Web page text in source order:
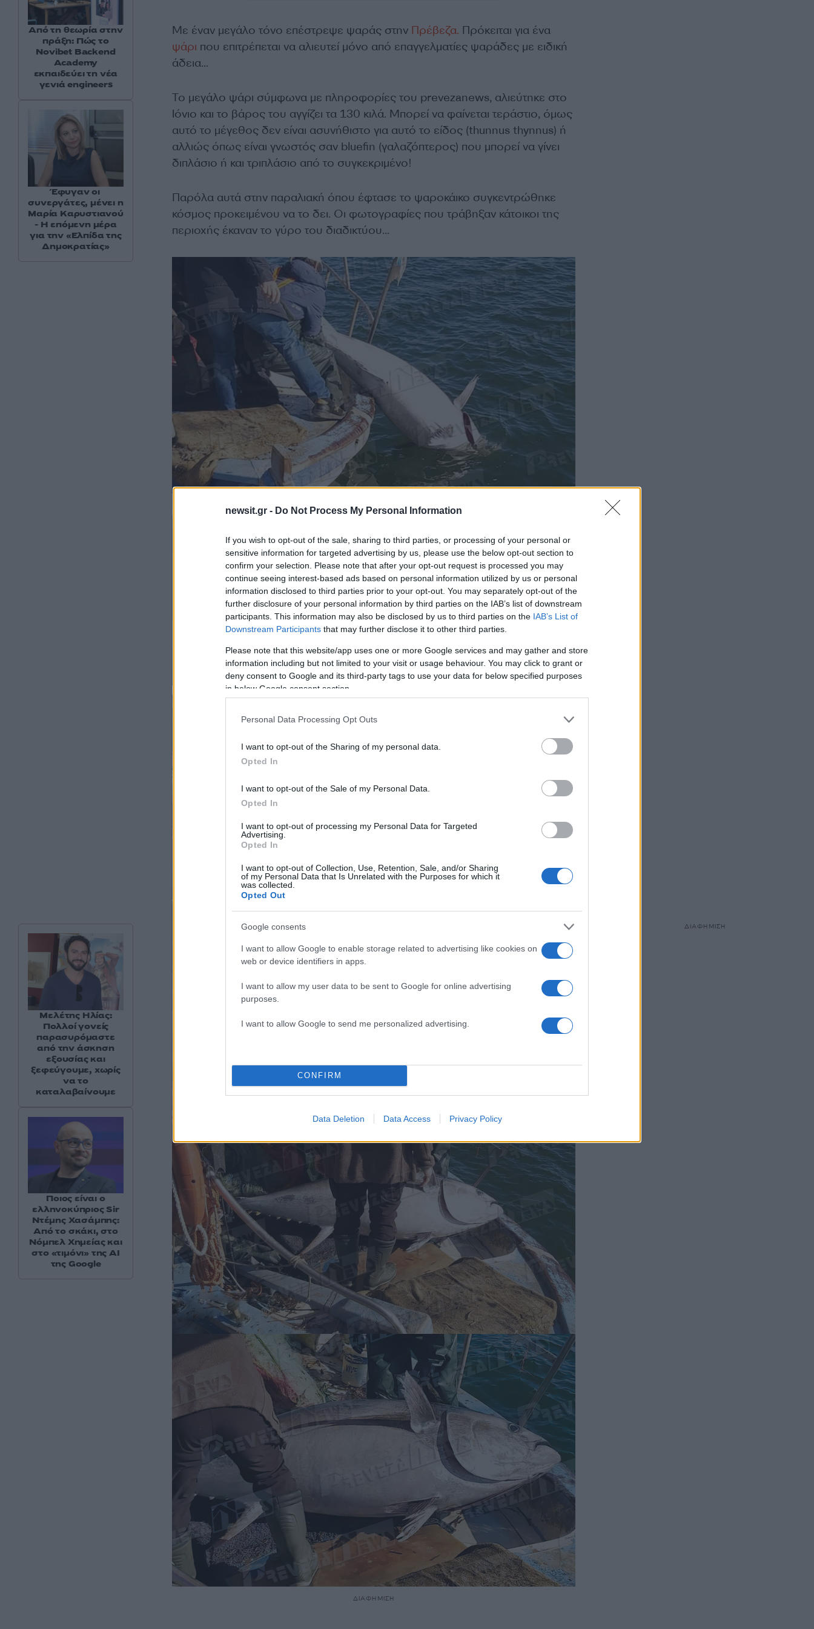
newsit.gr - Do Not Process My Personal Information
If you wish to opt-out of the sale, sharing to third parties, or processing of your personal or
sensitive information for targeted advertising by us, please use the below opt-out section to
confirm your selection. Please note that after your opt-out request is processed you may
continue seeing interest-based ads based on personal information utilized by us or personal
information disclosed to third parties prior to your opt-out. You may separately opt-out of the
further disclosure of your personal information by third parties on the IAB’s list of downstream
participants. This information may also be disclosed by us to third parties on the IAB’s List of
Downstream Participants that may further disclose it to other third parties.
Please note that this website/app uses one or more Google services and may gather and store
information including but not limited to your visit or usage behaviour. You may click to grant or
deny consent to Google and its third-party tags to use your data for below specified purposes
in below Google consent section.
Personal Data Processing Opt Outs
I want to opt-out of the Sharing of my personal data.
Opted In
I want to opt-out of the Sale of my Personal Data.
Opted In
I want to opt-out of processing my Personal Data for Targeted
Advertising.
Opted In
I want to opt-out of Collection, Use, Retention, Sale, and/or Sharing
of my Personal Data that Is Unrelated with the Purposes for which it
was collected.
Opted Out
Google consents
I want to allow Google to enable storage related to advertising like cookies on
web or device identifiers in apps.
I want to allow my user data to be sent to Google for online advertising
purposes.
I want to allow Google to send me personalized advertising.
CONFIRM
Data Deletion Data Access Privacy Policy
Με έναν μεγάλο τόνο επέστρεψε ψαράς στην Πρέβεζα. Πρόκειται για ένα
ψάρι που επιτρέπεται να αλιευτεί μόνο από επαγγελματίες ψαράδες με ειδική
άδεια…
Το μεγάλο ψάρι σύμφωνα με πληροφορίες του prevezanews, αλιεύτηκε στο
Ιόνιο και το βάρος του αγγίζει τα 130 κιλά. Μπορεί να φαίνεται τεράστιο, όμως
αυτό το μέγεθος δεν είναι ασυνήθιστο για αυτό το είδος (thunnus thynnus) ή
αλλιώς όπως είναι γνωστός σαν bluefin (γαλαζόπτερος) που μπορεί να γίνει
διπλάσιο ή και τριπλάσιο από το συγκεκριμένο!
Παρόλα αυτά στην παραλιακή όπου έφτασε το ψαροκάικο συγκεντρώθηκε
κόσμος προκειμένου να το δει. Οι φωτογραφίες που τράβηξαν κάτοικοι της
περιοχής έκαναν το γύρο του διαδικτύου…
ΔΙΑΦΗΜΙΣΗ
Από τη θεωρία στην
πράξη: Πώς το
Novibet Backend
Academy
εκπαιδεύει τη νέα
γενιά engineers
Έφυγαν οι
συνεργάτες, μένει η
Μαρία Καρυστιανού
- Η επόμενη μέρα
για την «Ελπίδα της
Δημοκρατίας»
Μελέτης Ηλίας:
Πολλοί γονείς
παρασυρόμαστε
από την άσκηση
εξουσίας και
ξεφεύγουμε, χωρίς
να το
καταλαβαίνουμε
Ποιος είναι ο
ελληνοκύπριος Sir
Ντέμης Χασάμπης:
Από το σκάκι, στο
Νόμπελ Χημείας και
στο «τιμόνι» της AI
της Google
ΔΙΑΦΗΜΙΣΗ